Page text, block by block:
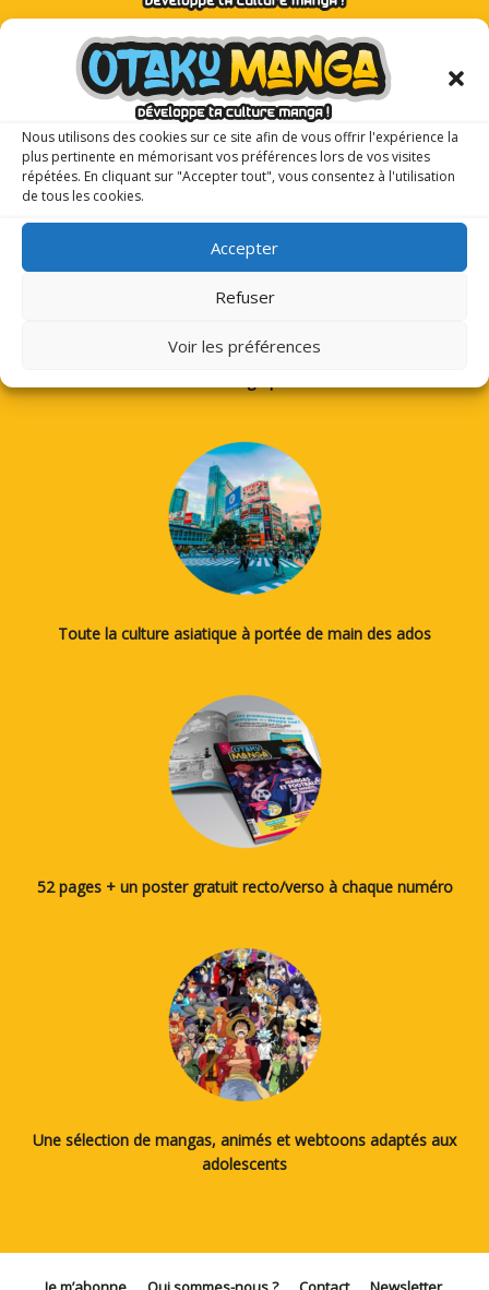
Nous utilisons des cookies sur ce site afin de vous offrir l'expérience la
plus pertinente en mémorisant vos préférences lors de vos visites
répétées. En cliquant sur "Accepter tout", vous consentez à l'utilisation
de tous les cookies.
Accepter
Refuser
Voir les préférences
Otaku Manga : le premier
magazine manga pour les ados !
Des tutos pour apprendre à dessiner des mangas, le japonais
Toute la culture asiatique à portée de main des ados
52 pages + un poster gratuit recto/verso à chaque numéro
Une sélection de mangas, animés et webtoons adaptés aux
adolescents